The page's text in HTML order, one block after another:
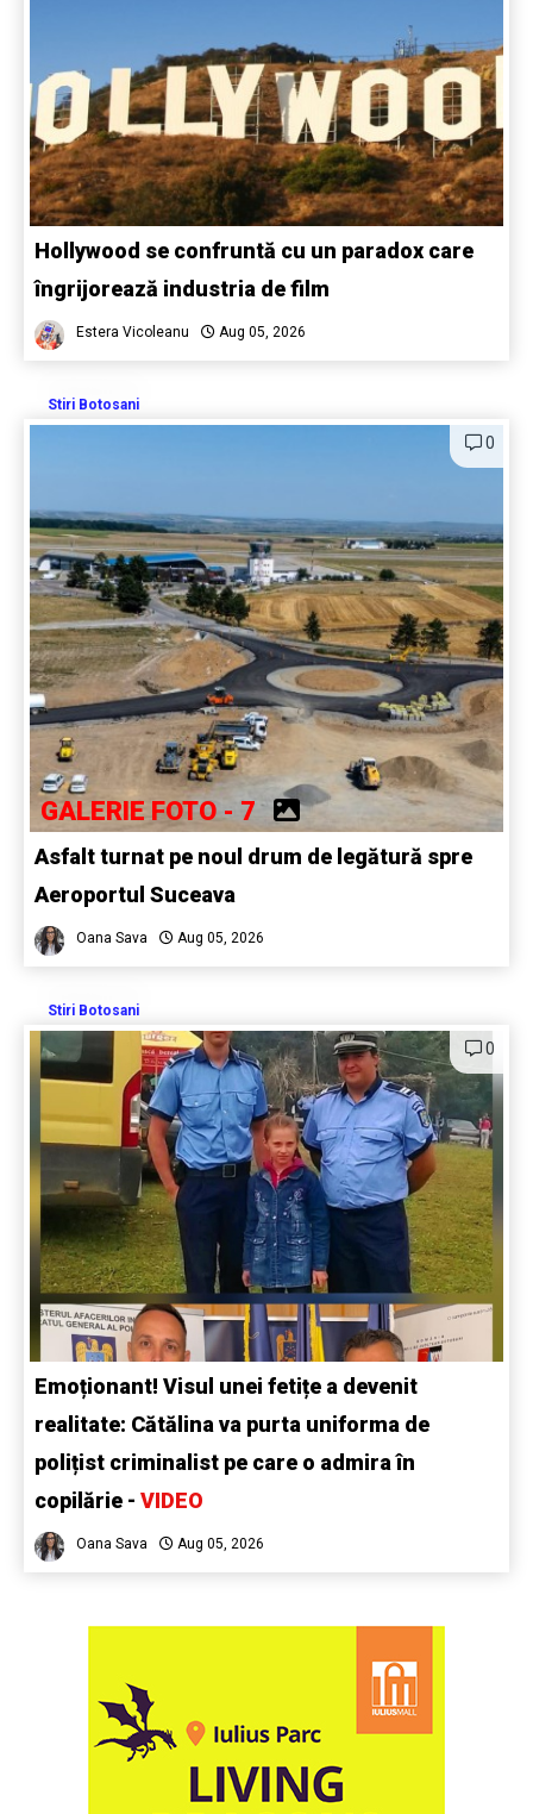
Hollywood se confruntă cu un paradox care
îngrijorează industria de film
Estera Vicoleanu Aug 05, 2026
Stiri Botosani
0
GALERIE FOTO - 7
Asfalt turnat pe noul drum de legătură spre
Aeroportul Suceava
Oana Sava Aug 05, 2026
Stiri Botosani
0
Emoționant! Visul unei fetițe a devenit
realitate: Cătălina va purta uniforma de
polițist criminalist pe care o admira în
copilărie - VIDEO
Oana Sava Aug 05, 2026